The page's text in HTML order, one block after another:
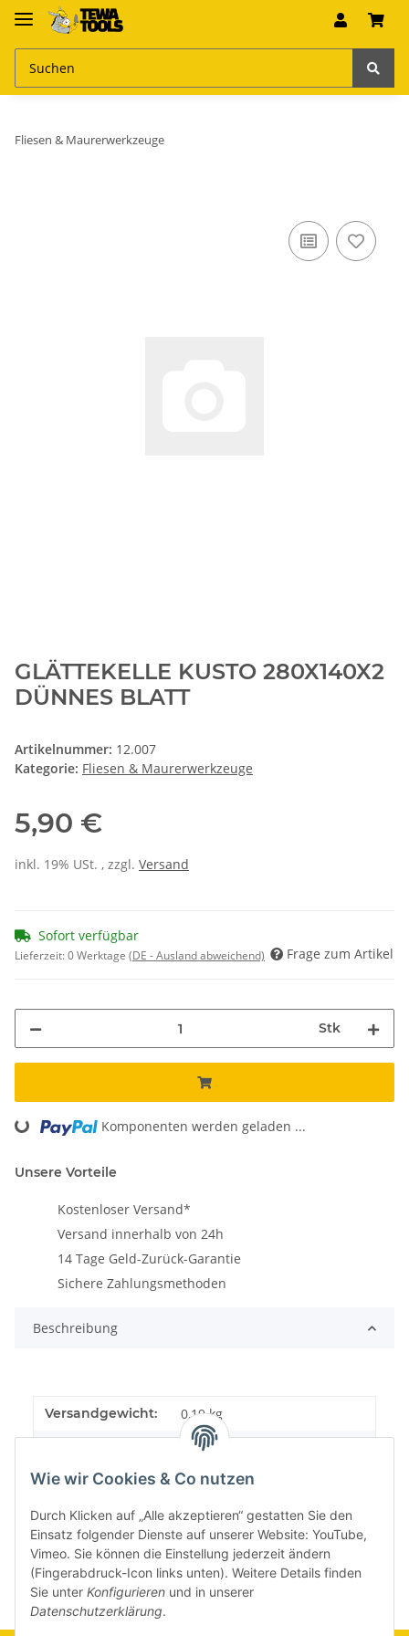
Fliesen & Maurerwerkzeuge
GLÄTTEKELLE KUSTO 280X140X2
DÜNNES BLATT
Artikelnummer: 12.007
Kategorie: Fliesen & Maurerwerkzeuge
5,90 €
inkl. 19% USt. , zzgl. Versand
Sofort verfügbar
Lieferzeit:0 Werktage (DE - Ausland abweichend) Frage zum Artikel
Stk
Loading... Komponenten werden geladen ...
Unsere Vorteile
Kostenloser Versand*
Versand innerhalb von 24h
14 Tage Geld-Zurück-Garantie
Sichere Zahlungsmethoden
Beschreibung
Versandgewicht: 0,19 kg
0,19 kg
Wie wir Cookies & Co nutzen
Durch Klicken auf „Alle akzeptieren“ gestatten Sie den
Einsatz folgender Dienste auf unserer Website: YouTube,
Vimeo. Sie können die Einstellung jederzeit ändern
(Fingerabdruck-Icon links unten). Weitere Details finden
Sie unter Konfigurieren und in unserer
Datenschutzerklärung.